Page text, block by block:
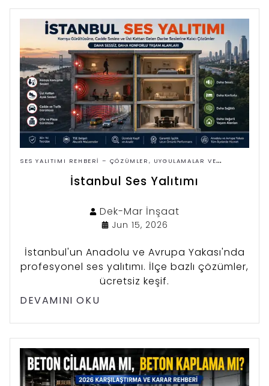
SES YALITIMI REHBERI – ÇÖZÜMLER, UYGULAMALAR VE
İstanbul Ses Yalıtımı
Dek-Mar İnşaat
Jun 15, 2026
İstanbul'un Anadolu ve Avrupa Yakası'nda
profesyonel ses yalıtımı. İlçe bazlı çözümler,
ücretsiz keşif.
DEVAMINI OKU